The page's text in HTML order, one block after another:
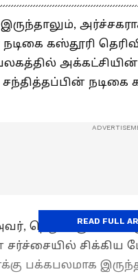
நடிகை கஸ்தூரி
நடிகை
தெலுங்கு மக்கள்
சர்ச்சையில்
பக்கபலமாக
READ FULL